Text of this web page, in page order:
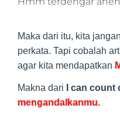
Maka dari itu, kita
perkata. Tapi cobalah
agar kita mendapatkan
Makna dari I can count
mengandalkanmu.